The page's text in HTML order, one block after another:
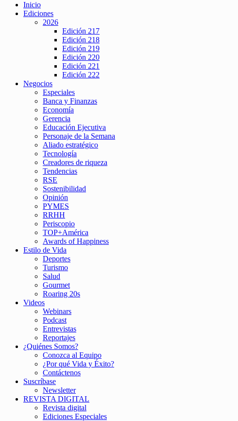
Inicio
Ediciones
2026
Edición 217
Edición 218
Edición 219
Edición 220
Edición 221
Edición 222
Negocios
Especiales
Banca y Finanzas
Economía
Gerencia
Educación Ejecutiva
Personaje de la Semana
Aliado estratégico
Tecnología
Creadores de riqueza
Tendencias
RSE
Sostenibilidad
Opinión
PYMES
RRHH
Periscopio
TOP+América
Awards of Happiness
Estilo de Vida
Deportes
Turismo
Salud
Gourmet
Roaring 20s
Videos
Webinars
Podcast
Entrevistas
Reportajes
¿Quiénes Somos?
Conozca al Equipo
¿Por qué Vida y Éxito?
Contáctenos
Suscríbase
Newsletter
REVISTA DIGITAL
Revista digital
Ediciones Especiales